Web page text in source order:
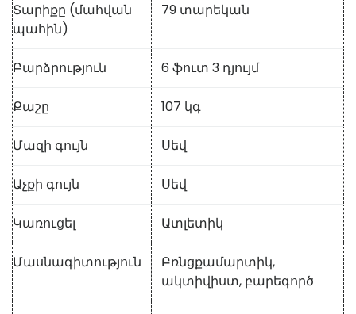
Տարիքը (մահվան
պահին)
79 տարեկան
Բարձրություն 6 ֆուտ 3 դյույմ
Քաշը 107 կգ
Մազի գույն Սեվ
Աչքի գույն Սեվ
Կառուցել Ատլետիկ
Մասնագիտություն
Բռնցքամարտիկ,
ակտիվիստ, բարեգործ